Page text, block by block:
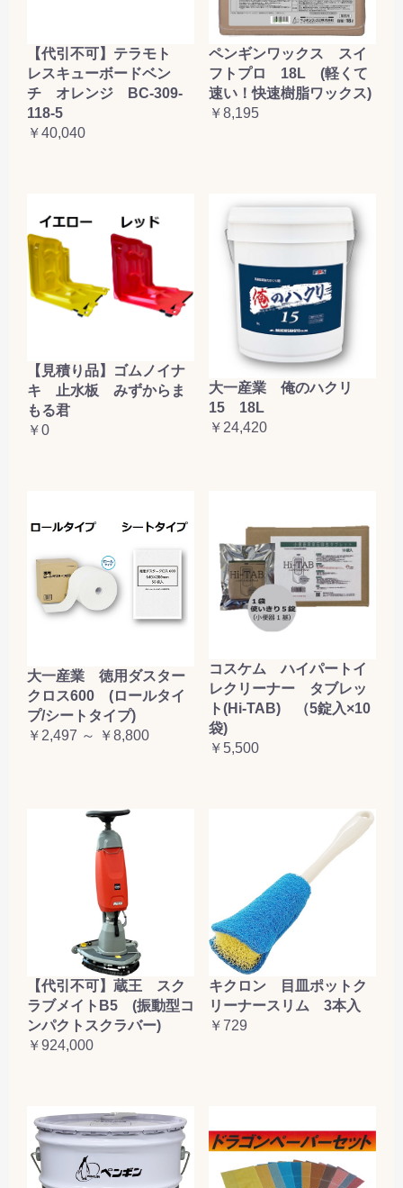
【代引不可】テラモト
レスキューボードベン
チ オレンジ BC-309-
118-5
￥40,040
ペンギンワックス スイ
フトプロ 18L (軽くて
速い！快速樹脂ワックス)
￥8,195
【見積り品】ゴムノイナ
キ 止水板 みずからま
もる君
￥0
大一産業 俺のハクリ
15 18L
￥24,420
大一産業 徳用ダスター
クロス600 (ロールタイ
プ/シートタイプ)
￥2,497 ～ ￥8,800
コスケム ハイパートイ
レクリーナー タブレッ
ト(Hi-TAB) （5錠入×10
袋)
￥5,500
【代引不可】蔵王 スク
ラブメイトB5 (振動型コ
ンパクトスクラバー)
￥924,000
キクロン 目皿ポットク
リーナースリム 3本入
￥729